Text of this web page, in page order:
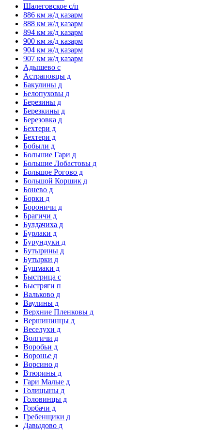
Шалеговское с/п
886 км ж/д казарм
888 км ж/д казарм
894 км ж/д казарм
900 км ж/д казарм
904 км ж/д казарм
907 км ж/д казарм
Адышево с
Астраповцы д
Бакулины д
Белопуховы д
Березины д
Березкины д
Березовка д
Бехтери д
Бехтери д
Бобыли д
Большие Гари д
Большие Лобастовы д
Большое Рогово д
Большой Коршик д
Бонево д
Борки д
Бороничи д
Брагичи д
Булдачиха д
Бурлаки д
Бурундуки д
Бутырины д
Бутырки д
Бушмаки д
Быстрица с
Быстряги п
Вальково д
Ваулины д
Верхние Пленковы д
Вершининцы д
Веселухи д
Волгичи д
Воробьи д
Воронье д
Ворсино д
Втюрины д
Гари Малые д
Голицыны д
Головинцы д
Горбачи д
Гребенщики д
Давыдово д